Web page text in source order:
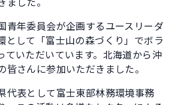
ました。
青年委員会が企画するユースリーダ
として「富士山の森づくり」でボラ
ていただいています。北海道から沖
皆さんに参加いただきました。
代表として富士東部林務環境事務